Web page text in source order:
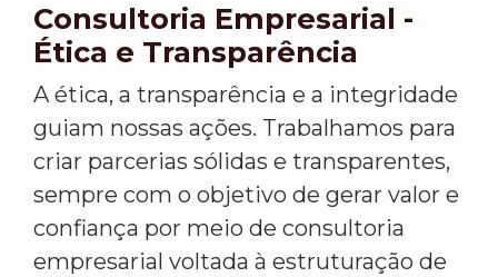
Consultoria Empresarial -
Ética e Transparência
A ética, a transparência e a integridade
guiam nossas ações. Trabalhamos para
criar parcerias sólidas e transparentes,
sempre com o objetivo de gerar valor e
confiança por meio de consultoria
empresarial voltada à estruturação de